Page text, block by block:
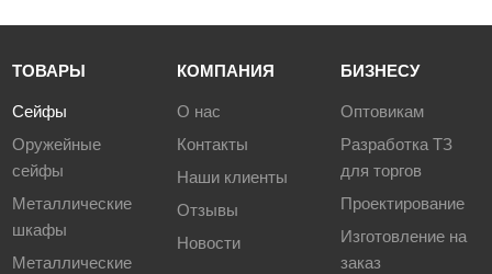
ТОВАРЫ
Сейфы
Оружейные
сейфы
Металлические
шкафы
Металлические
КОМПАНИЯ
О нас
Контакты
Наши клиенты
Отзывы
Новости
БИЗНЕСУ
Оптовикам
Разработка ТЗ
для торгов
Проектирование
Изготовление на
заказ